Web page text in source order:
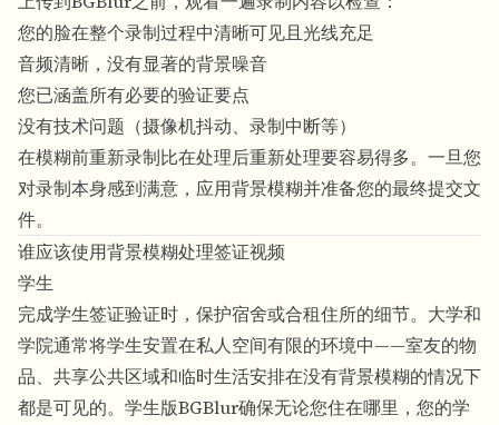
您的脸在整个录制过程中清晰可见且光线充足
音频清晰，没有显著的背景噪音
您已涵盖所有必要的验证要点
没有技术问题（摄像机抖动、录制中断等）
在模糊前重新录制比在处理后重新处理要容易得多。一旦您
对录制本身感到满意， 应用背景模糊并准备您的最终提交文
件。
谁应该使用背景模糊处理签证视频
学生
完成学生签证验证时，保护宿舍或合租住所的细节。大学和
学院通常将学生安置在私人空间有限的环境中——室友的物
品、共享公共区域和临时生活安排在没有背景模糊的情况下
都是可见的。 学生版BGBlur确保无论您住在哪里，您的学